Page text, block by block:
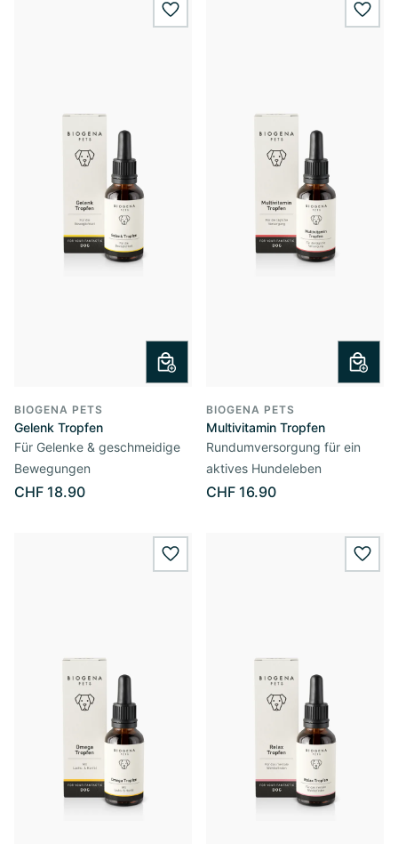
wishlist.add
BIOGENA PETS
Gelenk Tropfen
Für Gelenke & geschmeidige
Bewegungen
CHF 18.90
BIOGENA PETS
Multivitamin Tropfen
Rundumversorgung für ein
aktives Hundeleben
CHF 16.90
wishlist.add